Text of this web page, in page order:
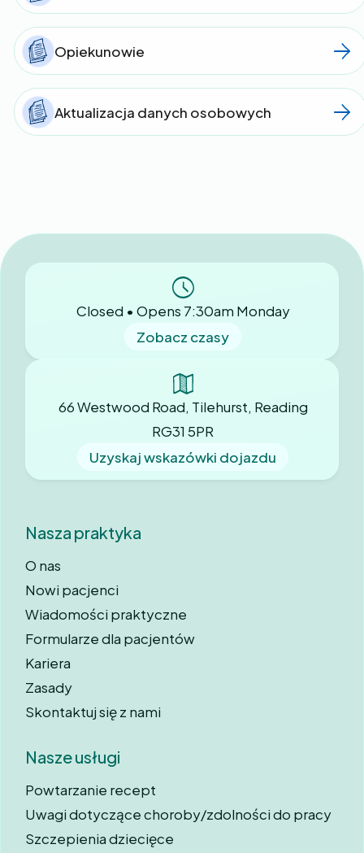
Opiekunowie
Aktualizacja danych osobowych
Closed • Opens 7:30am Monday
Zobacz czasy
66 Westwood Road, Tilehurst, Reading
RG31 5PR
Uzyskaj wskazówki dojazdu
Nasza praktyka
O nas
Nowi pacjenci
Wiadomości praktyczne
Formularze dla pacjentów
Kariera
Zasady
Skontaktuj się z nami
Nasze usługi
Powtarzanie recept
Uwagi dotyczące choroby/zdolności do pracy
Szczepienia dziecięce